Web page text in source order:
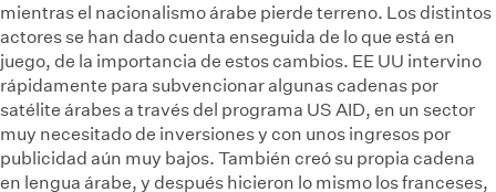
mientras el nacionalismo árabe pierde terreno. Los distintos
actores se han dado cuenta enseguida de lo que está en
juego, de la importancia de estos cambios. EE UU intervino
rápidamente para subvencionar algunas cadenas por
satélite árabes a través del programa US AID, en un sector
muy necesitado de inversiones y con unos ingresos por
publicidad aún muy bajos. También creó su propia cadena
en lengua árabe, y después hicieron lo mismo los franceses,